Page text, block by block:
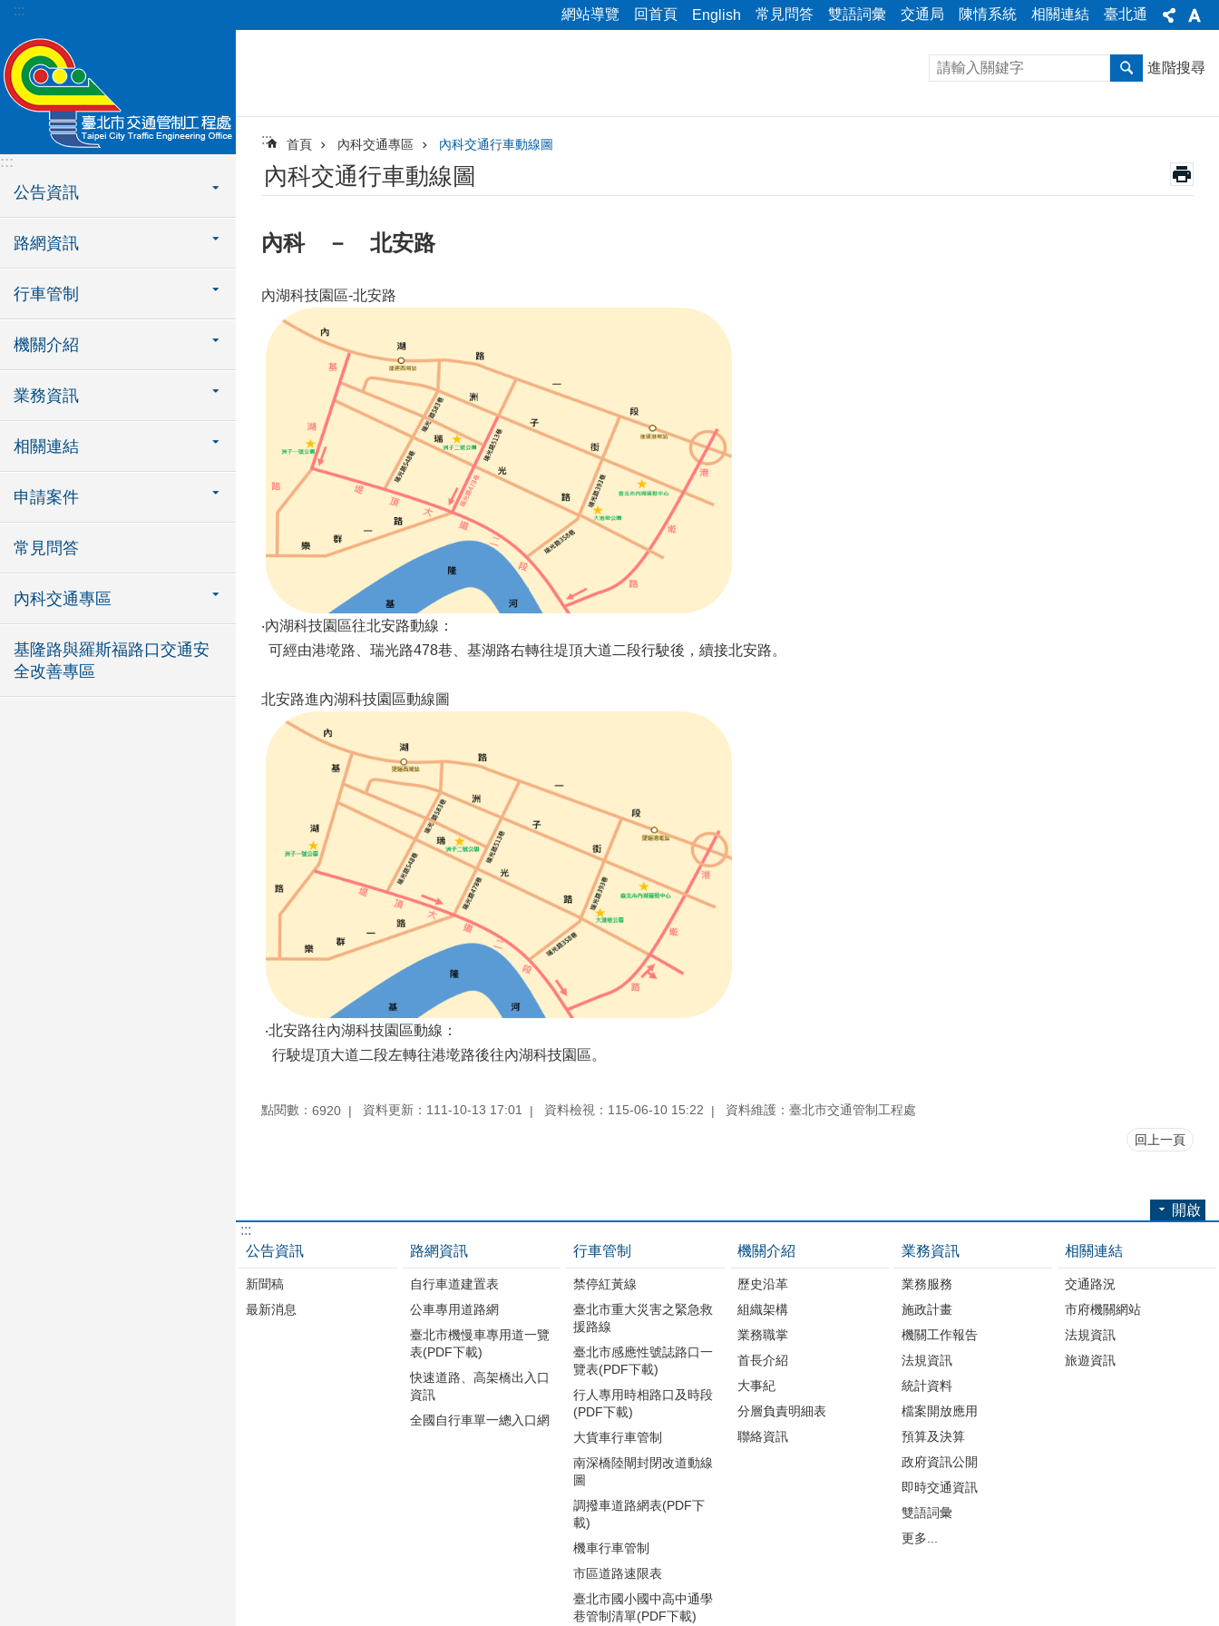
跳到主要內容區塊
::: 網站導覽 回首頁 English 常見問答 雙語詞彙 交通局 陳情系統 相關連結 臺北通
:::
公告資訊
路網資訊
行車管制
機關介紹
業務資訊
相關連結
申請案件
常見問答
內科交通專區
基隆路與羅斯福路口交通安
全改善專區
進階搜尋
::: 首頁 內科交通專區 內科交通行車動線圖
內科交通行車動線圖
內科 － 北安路
內湖科技園區-北安路
‧內湖科技園區往北安路動線：
可經由港墘路、瑞光路478巷、基湖路右轉往堤頂大道二段行駛後，續接北安路。
北安路進內湖科技園區動線圖
‧北安路往內湖科技園區動線：
行駛堤頂大道二段左轉往港墘路後往內湖科技園區。
點閱數： 6920 資料更新：111-10-13 17:01 資料檢視：115-06-10 15:22 資料維護：臺北市交通管制工程處
回上一頁
開啟
:::
公告資訊
新聞稿
最新消息
路網資訊
自行車道建置表
公車專用道路網
臺北市機慢車專用道一覽
表(PDF下載)
快速道路、高架橋出入口
資訊
全國自行車單一總入口網
行車管制
禁停紅黃線
臺北市重大災害之緊急救
援路線
臺北市感應性號誌路口一
覽表(PDF下載)
行人專用時相路口及時段
(PDF下載)
大貨車行車管制
南深橋陸閘封閉改道動線
圖
調撥車道路網表(PDF下
載)
機車行車管制
市區道路速限表
臺北市國小國中高中通學
巷管制清單(PDF下載)
機關介紹
歷史沿革
組織架構
業務職掌
首長介紹
大事紀
分層負責明細表
聯絡資訊
業務資訊
業務服務
施政計畫
機關工作報告
法規資訊
統計資料
檔案開放應用
預算及決算
政府資訊公開
即時交通資訊
雙語詞彙
更多...
相關連結
交通路況
市府機關網站
法規資訊
旅遊資訊